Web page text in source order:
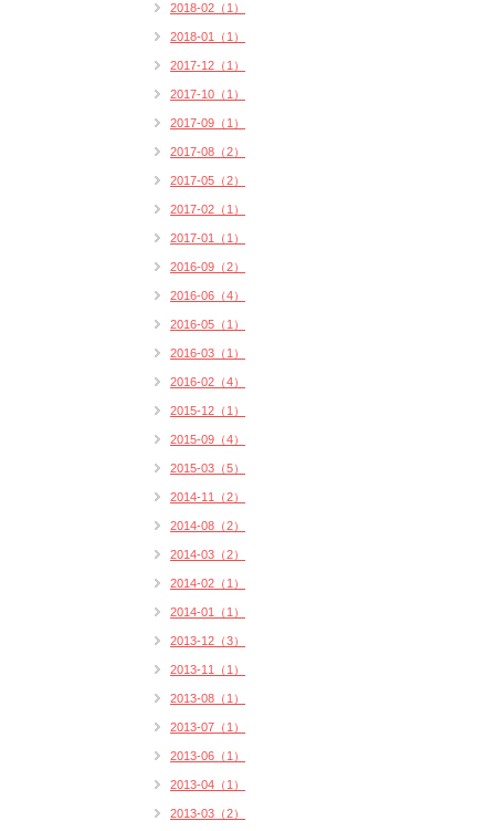
2018-02（1）
2018-01（1）
2017-12（1）
2017-10（1）
2017-09（1）
2017-08（2）
2017-05（2）
2017-02（1）
2017-01（1）
2016-09（2）
2016-06（4）
2016-05（1）
2016-03（1）
2016-02（4）
2015-12（1）
2015-09（4）
2015-03（5）
2014-11（2）
2014-08（2）
2014-03（2）
2014-02（1）
2014-01（1）
2013-12（3）
2013-11（1）
2013-08（1）
2013-07（1）
2013-06（1）
2013-04（1）
2013-03（2）